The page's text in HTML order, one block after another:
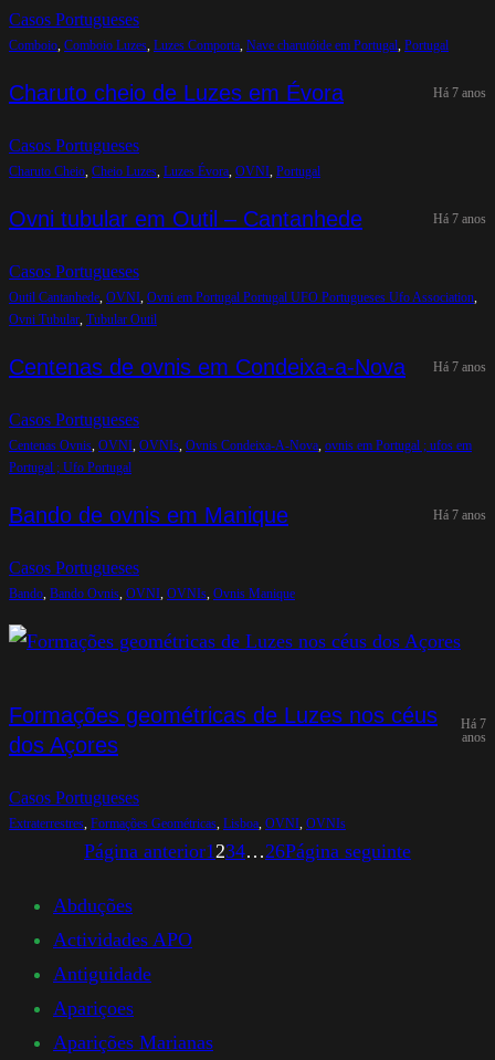
Casos Portugueses
Comboio Comboio Luzes Luzes Comporta Nave charutóide em Portugal Portugal
Charuto cheio de Luzes em Évora Há 7 anos
Casos Portugueses
Charuto Cheio Cheio Luzes Luzes Évora OVNI Portugal
Ovni tubular em Outil – Cantanhede Há 7 anos
Casos Portugueses
Outil Cantanhede OVNI Ovni em Portugal Portugal UFO Portugueses Ufo Association
Ovni Tubular Tubular Outil
Centenas de ovnis em Condeixa-a-Nova Há 7 anos
Casos Portugueses
Centenas Ovnis OVNI OVNIs Ovnis Condeixa-A-Nova ovnis em Portugal ; ufos em
Portugal ; Ufo Portugal
Bando de ovnis em Manique Há 7 anos
Casos Portugueses
Bando Bando Ovnis OVNI OVNIs Ovnis Manique
Formações geométricas de Luzes nos céus
dos Açores
Há 7
anos
Casos Portugueses
Extraterrestres, Formações Geométricas, Lisboa, OVNI, OVNIs
Página anterior1234…26Página seguinte
Abduções
Actividades APO
Antiguidade
Apariçoes
Aparições Marianas